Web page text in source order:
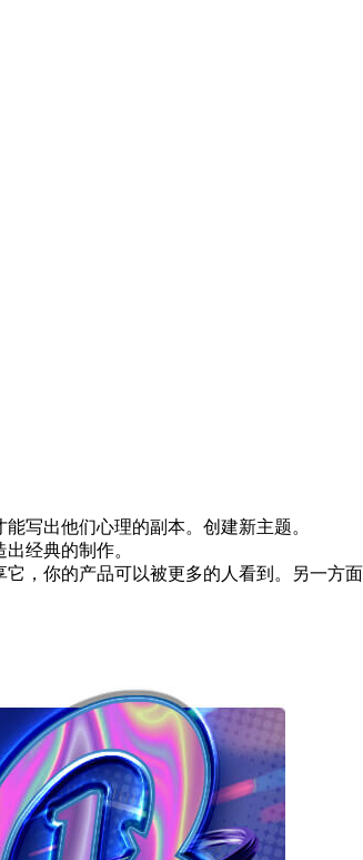
写出他们心理的副本。创建新主题。
经典的制作。
，你的产品可以被更多的人看到。另一方